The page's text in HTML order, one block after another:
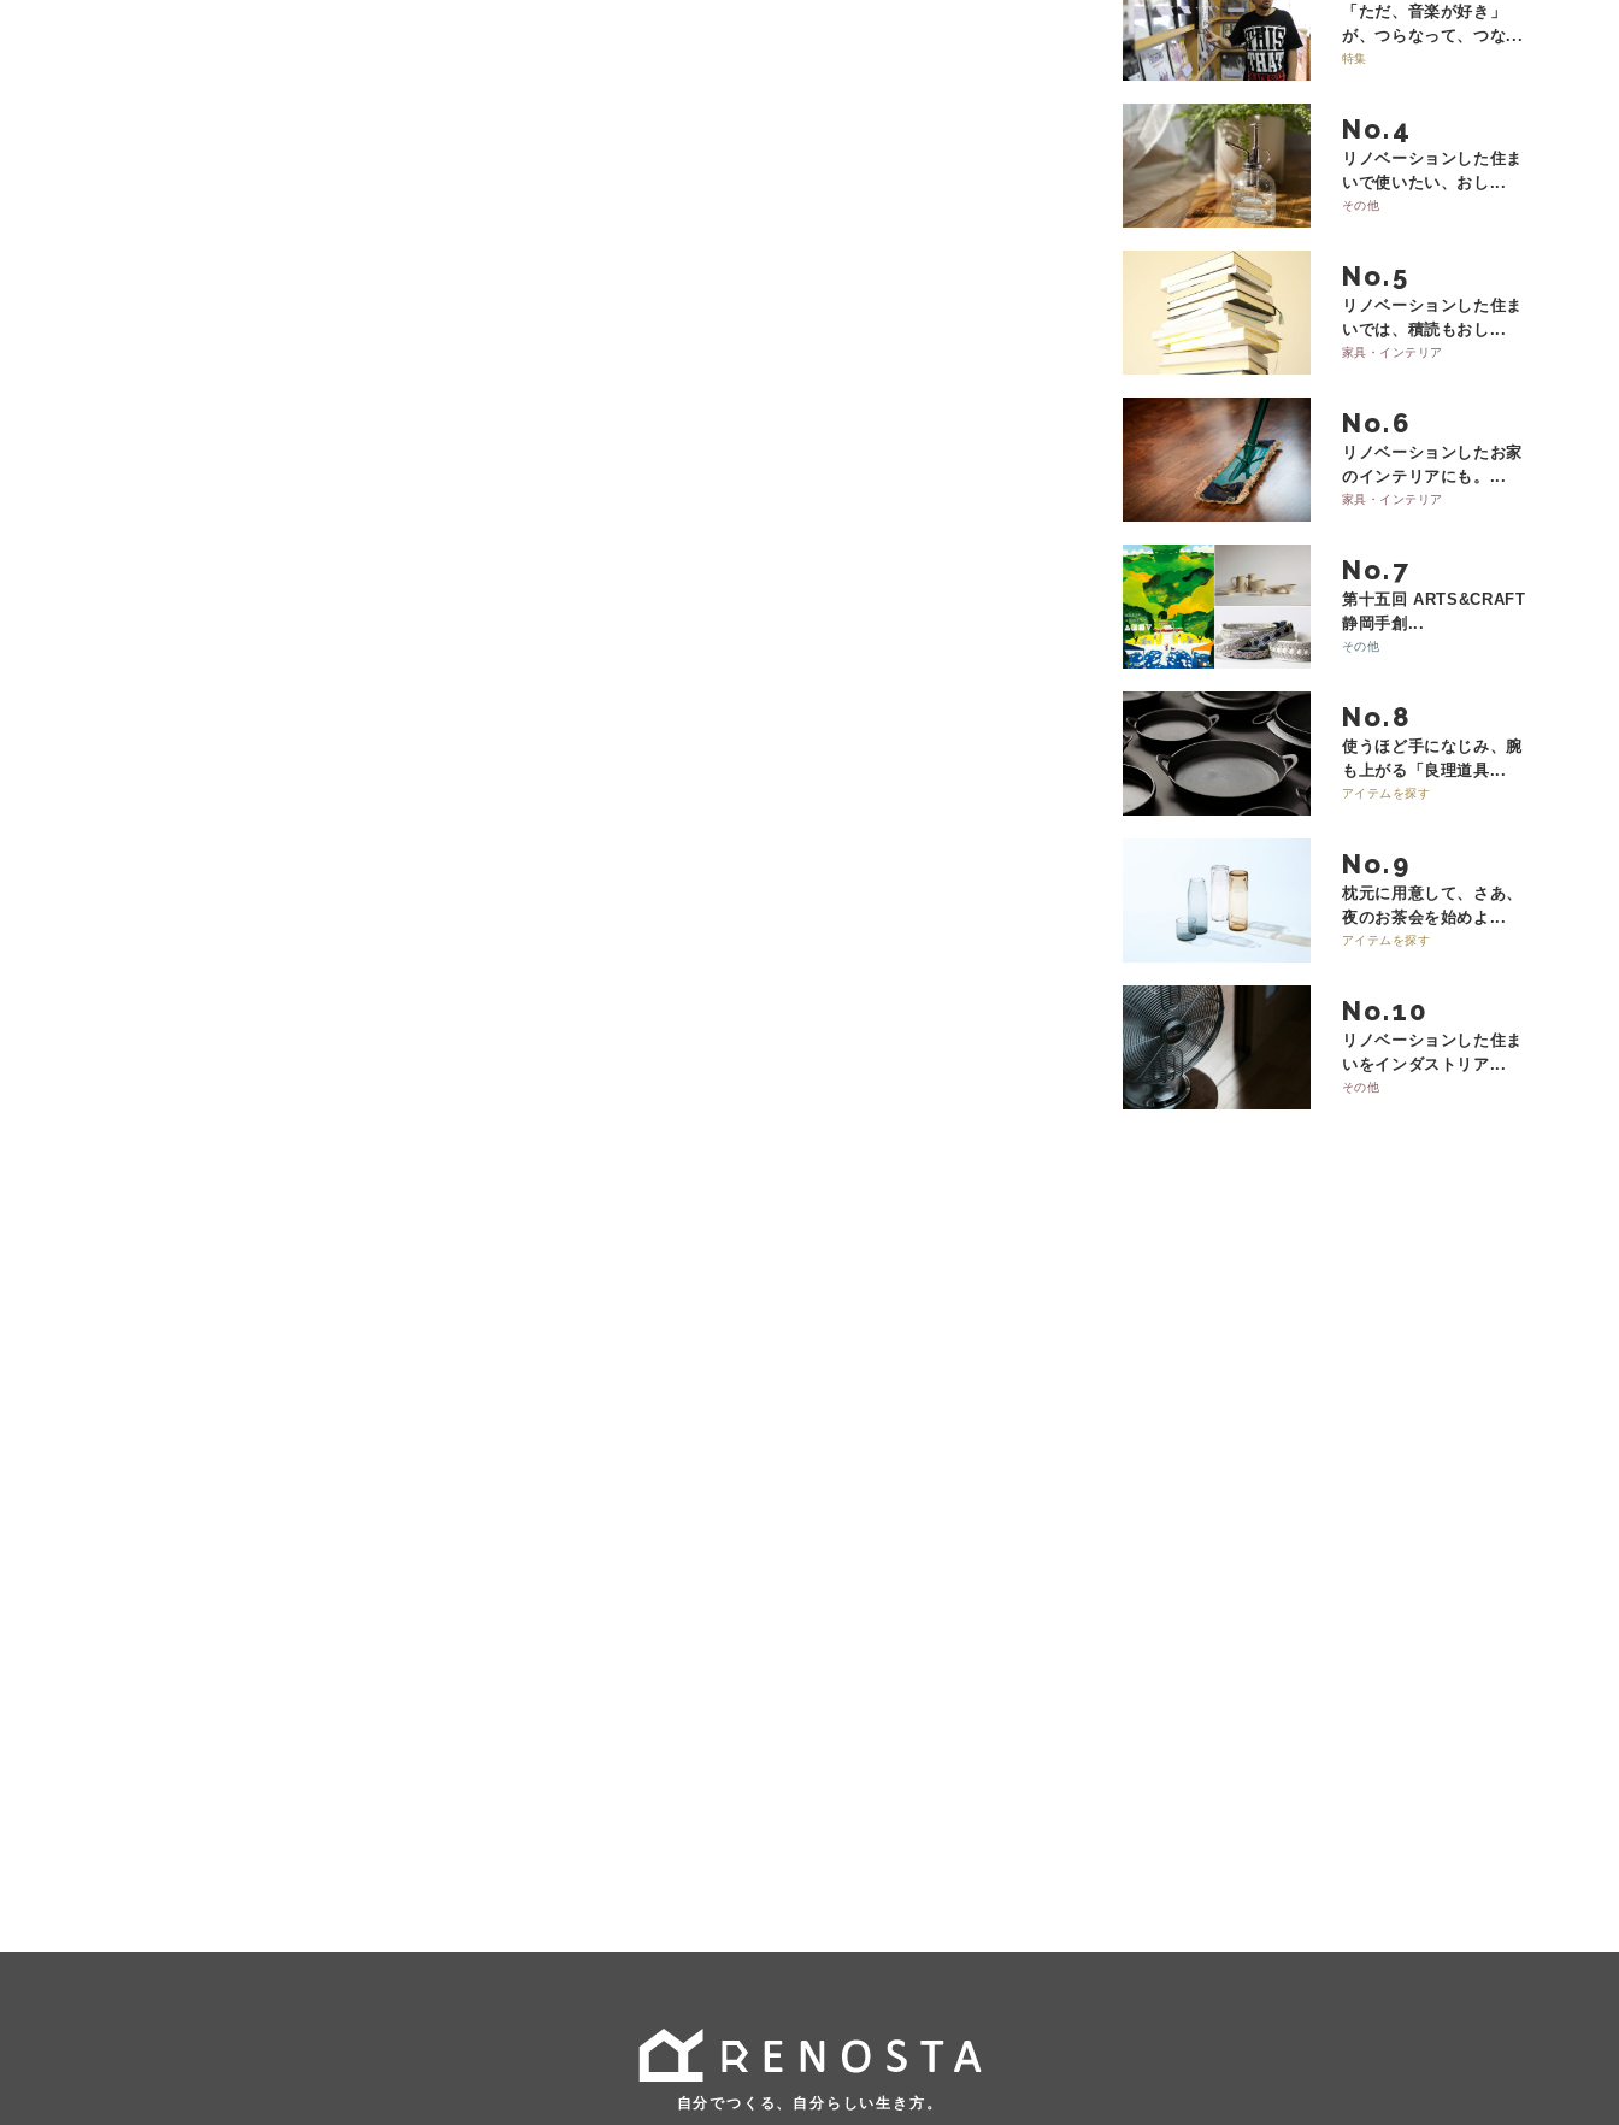
「ただ、音楽が好き」
が、つらなって、つな...
特集
No.
リノベーションした住ま
いで使いたい、おし...
その他
No.
リノベーションした住ま
いでは、積読もおし...
家具・インテリア
No.
リノベーションしたお家
のインテリアにも。...
家具・インテリア
No.
第十五回 ARTS&CRAFT
静岡手創...
その他
No.
使うほど手になじみ、腕
も上がる「良理道具...
アイテムを探す
No.
枕元に用意して、さあ、
夜のお茶会を始めよ...
アイテムを探す
No.
リノベーションした住ま
いをインダストリア...
その他
自分でつくる、自分らしい生き方。